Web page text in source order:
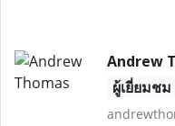
Andrew
ผู้เยี่ยมชม